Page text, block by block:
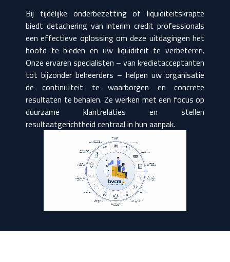
Bij tijdelijke onderbezetting of liquiditeitskrapte
biedt detachering van interim credit professionals
een effectieve oplossing om deze uitdagingen het
hoofd te bieden en uw liquiditeit te verbeteren.
Onze ervaren specialisten – van kredietacceptanten
tot bijzonder beheerders – helpen uw organisatie
de continuïteit te waarborgen en concrete
resultaten te behalen. Ze werken met een focus op
duurzame klantrelaties en stellen
resultaatgerichtheid centraal in hun aanpak.